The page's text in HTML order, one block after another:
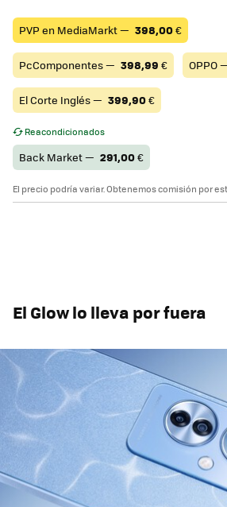
PVP en MediaMarkt — 398,00€
PcComponentes — 398,99 € OPPO
El Corte Inglés — 399,90€
Reacondicionados
Back Market — 291,00€
El precio podría variar. Obtenemos comisión por
El Glow lo lleva por fuera